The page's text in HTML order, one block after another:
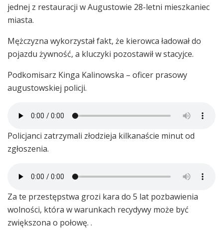
jednej z restauracji w Augustowie 28-letni mieszkaniec
miasta.
Mężczyzna wykorzystał fakt, że kierowca ładował do
pojazdu żywność, a kluczyki pozostawił w stacyjce.
Podkomisarz Kinga Kalinowska – oficer prasowy
augustowskiej policji.
Policjanci zatrzymali złodzieja kilkanaście minut od
zgłoszenia.
Za te przestępstwa grozi kara do 5 lat pozbawienia
wolności, która w warunkach recydywy może być
zwiększona o połowę. .